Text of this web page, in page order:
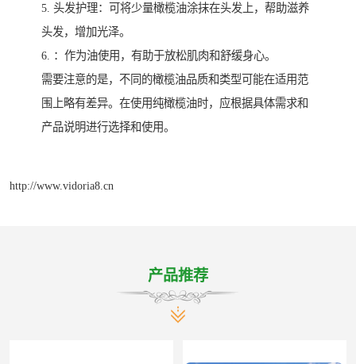
5. 头发护理：可将少量橄榄油涂抹在头发上，帮助滋养
头发，增加光泽。
6. ：作为油使用，有助于放松肌肉和舒缓身心。
需要注意的是，不同的橄榄油品质和类型可能在适用范
围上略有差异。在使用纯橄榄油时，应根据具体需求和
产品说明进行选择和使用。
http://www.vidoria8.cn
产品推荐